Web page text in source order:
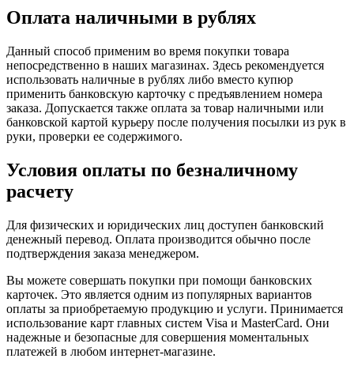
Оплата наличными в рублях
Данный способ применим во время покупки товара
непосредственно в наших магазинах. Здесь рекомендуется
использовать наличные в рублях либо вместо купюр
применить банковскую карточку с предъявлением номера
заказа. Допускается также оплата за товар наличными или
банковской картой курьеру после получения посылки из рук в
руки, проверки ее содержимого.
Условия оплаты по безналичному
расчету
Для физических и юридических лиц доступен банковский
денежный перевод. Оплата производится обычно после
подтверждения заказа менеджером.
Вы можете совершать покупки при помощи банковских
карточек. Это является одним из популярных вариантов
оплаты за приобретаемую продукцию и услуги. Принимается
использование карт главных систем Visa и MasterCard. Они
надежные и безопасные для совершения моментальных
платежей в любом интернет-магазине.